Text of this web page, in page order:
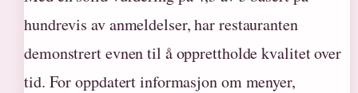
hundrevis av anmeldelser, har restauranten
demonstrert evnen til å opprettholde kvalitet over
tid. For oppdatert informasjon om menyer,